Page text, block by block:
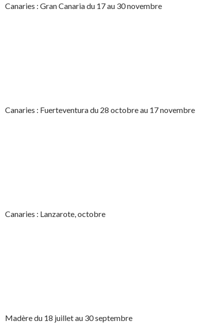
Canaries : Gran Canaria du 17 au 30 novembre
Canaries : Fuerteventura du 28 octobre au 17 novembre
Canaries : Lanzarote, octobre
Madère du 18 juillet au 30 septembre